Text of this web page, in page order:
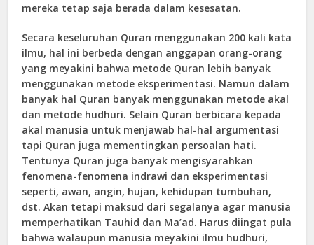
mereka tetap saja berada dalam kesesatan.
Secara keseluruhan Quran menggunakan 200 kali kata
ilmu, hal ini berbeda dengan anggapan orang-orang
yang meyakini bahwa metode Quran lebih banyak
menggunakan metode eksperimentasi. Namun dalam
banyak hal Quran banyak menggunakan metode akal
dan metode hudhuri. Selain Quran berbicara kepada
akal manusia untuk menjawab hal-hal argumentasi
tapi Quran juga mementingkan persoalan hati.
Tentunya Quran juga banyak mengisyarahkan
fenomena-fenomena indrawi dan eksperimentasi
seperti, awan, angin, hujan, kehidupan tumbuhan,
dst. Akan tetapi maksud dari segalanya agar manusia
memperhatikan Tauhid dan Ma’ad. Harus diingat pula
bahwa walaupun manusia meyakini ilmu hudhuri,